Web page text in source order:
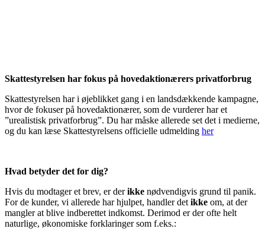
Skattestyrelsen har fokus på hovedaktionærers privatforbrug
Skattestyrelsen har i øjeblikket gang i en landsdækkende kampagne,
hvor de fokuser på hovedaktionærer, som de vurderer har et
”urealistisk privatforbrug”. Du har måske allerede set det i medierne,
og du kan læse Skattestyrelsens officielle udmelding her
Hvad betyder det for dig?
Hvis du modtager et brev, er derikke nødvendigvis grund til panik.
For de kunder, vi allerede har hjulpet, handler det ikke om, at der
mangler at blive indberettet indkomst. Derimod er der ofte helt
naturlige, økonomiske forklaringer som f.eks.: